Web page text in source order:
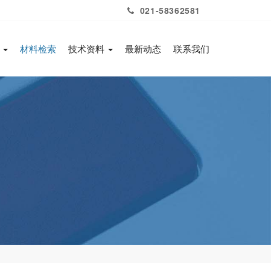
021-58362581
材料检索 技术资料 最新动态 联系我们